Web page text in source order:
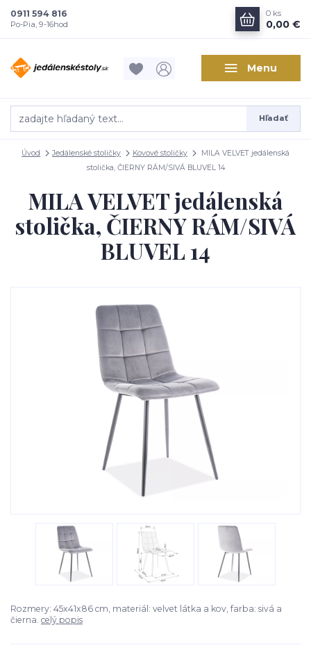
Menu
Hľadať
0911 594 816
Po-Pia, 9-16hod
0 ks
0,00 €
Úvod Jedálenské stoličky Kovové stoličky
MILA VELVET jedálenská
stolička, ČIERNY RÁM/SIVÁ BLUVEL 14
MILA VELVET jedálenská
stolička, ČIERNY RÁM/SIVÁ
BLUVEL 14
Rozmery: 45x41x86 cm, materiál: velvet látka a kov, farba: sivá a
čierna. celý popis